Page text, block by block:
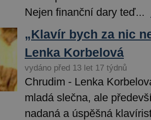
Nejen finanční dary teď...
„Klavír bych za nic
Lenka Korbelová
vydáno před 13 let 17 týdnů
Chrudim - Lenka
mladá slečna, ale
nadaná a úspěšná